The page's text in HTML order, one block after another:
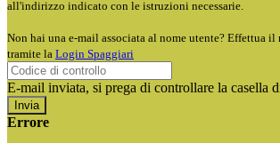
all'indirizzo indicato con le istruzioni necessarie.
Non hai una e-mail associata al nome utente? Effettua il
tramite la Login Spaggiari
E-mail inviata, si prega di controllare la casella
Errore